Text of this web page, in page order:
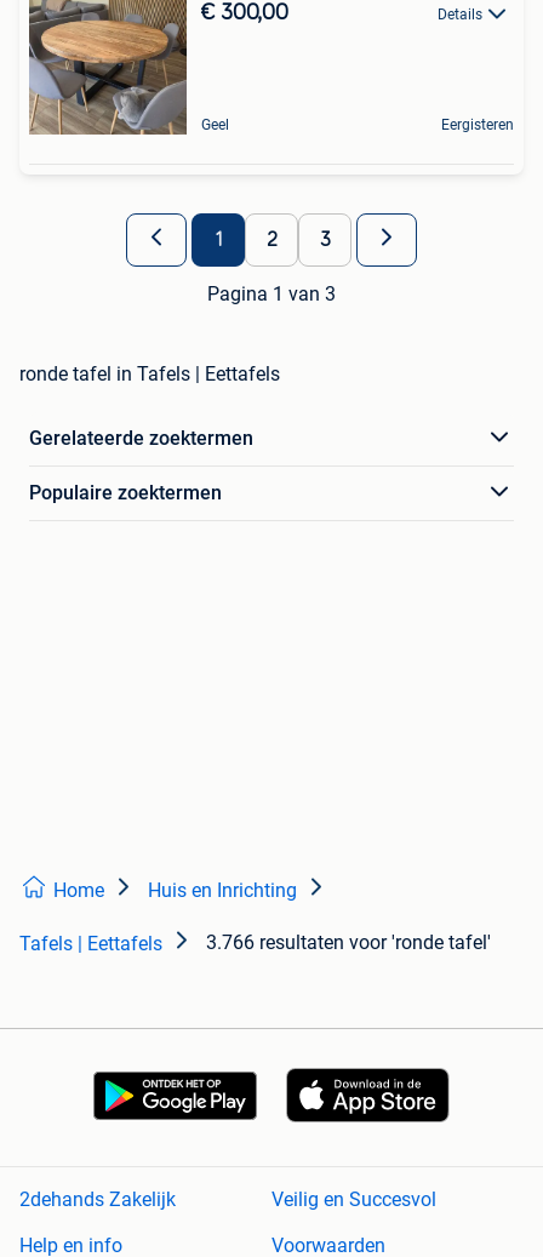
€ 300,00 Details
Geel Eergisteren
1 2 3
Pagina 1 van 3
ronde tafel in Tafels | Eettafels
Gerelateerde zoektermen
Populaire zoektermen
Home Huis en Inrichting
Tafels | Eettafels 3.766 resultaten voor 'ronde tafel'
2dehands Zakelijk
Veilig en Succesvol
Help en info
Voorwaarden